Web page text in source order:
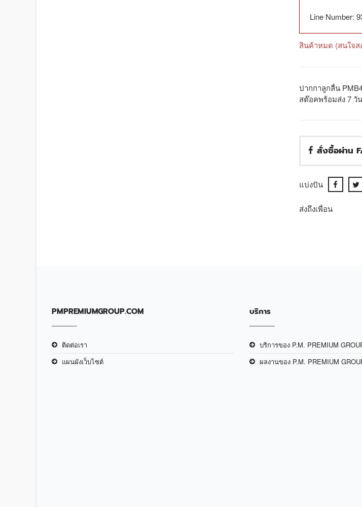
Line Number:
สินค้าหมด (สนใจส
ปากกาลูกลื่น
สต๊อคพร้อมส่ง 7 วั
สั่งซื้อผ่าน
แบ่งปัน
ส่งถึงเพื่อน
PMPREMIUMGROUP.COM
ติดต่อเรา
แผนผังเว็บไซต์
บริการ
บริการของ P.M. PREMIUM
ผลงานของ P.M. PREMIUM